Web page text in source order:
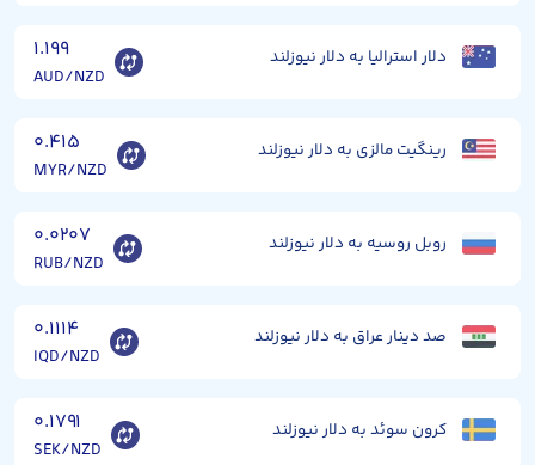
دلار استرالیا به دلار نیوزلند ۱.۱۹۹
AUD/NZD
رینگیت مالزی به دلار نیوزلند ۰.۴۱۵
MYR/NZD
روبل روسیه به دلار نیوزلند ۰.۰۲۰۷
RUB/NZD
صد دینار عراق به دلار نیوزلند ۰.۱۱۱۴
IQD/NZD
کرون سوئد به دلار نیوزلند ۰.۱۷۹۱
SEK/NZD